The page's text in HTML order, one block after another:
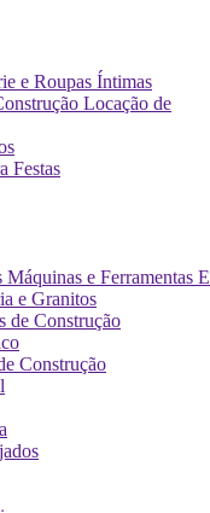
e Roupas Íntimas
Locação de
Festas
Máquinas e Ferramentas
e Granitos
de Construção
Construção